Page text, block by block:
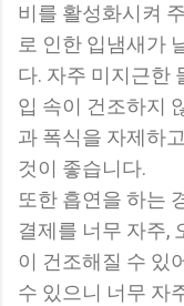
비를 활성화시켜
로 인한 입냄새가
다. 자주 미지근한
입 속이 건조하지
과 폭식을 자제하
것이 좋습니다.
또한 흡연을 하는
결제를 너무 자주,
이 건조해질 수 있
수 있으니 너무 자